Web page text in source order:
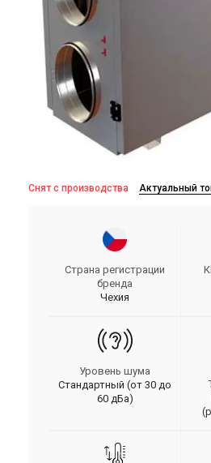
Снят с производства Актуальный
Страна регистрации
бренда
Чехия
Уровень шума
Стандартный (от 30 до
60 дБа)